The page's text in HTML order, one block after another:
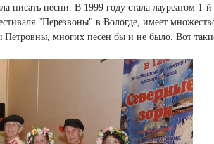
писать песни. В 1999 году стала лауреатом
"Перезвоны" в Вологде, имеет
многих песен бы и не было. Вот